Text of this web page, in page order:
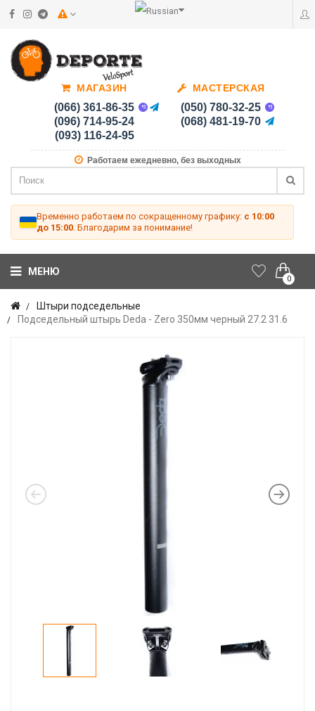
МАГАЗИН
(066) 361-86-35
(096) 714-95-24
(093) 116-24-95
МАСТЕРСКАЯ
(050) 780-32-25
(068) 481-19-70
Работаем ежедневно, без выходных
Временно работаем по сокращенному графику: с 10:00
до 15:00 . Благодарим за понимание!
0
МЕНЮ
Штыри подседельные
Подседельный штырь Deda - Zero 350мм черный 27.2 31.6